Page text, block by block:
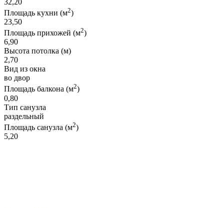
Площадь кухни (м2)
23,50
Площадь прихожей (м2)
6,90
Высота потолка (м)
2,70
Вид из окна
во двор
Площадь балкона (м2)
0,80
Тип санузла
раздельный
Площадь санузла (м2)
5,20